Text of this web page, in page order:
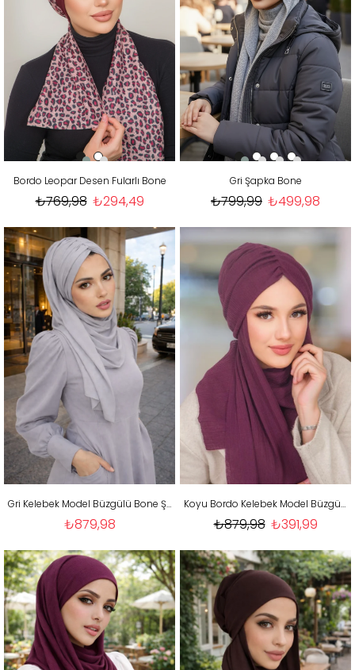
Bordo Leopar Desen Fularlı Bone
₺294,49
₺769,98
Gri Şapka Bone
₺499,98
₺799,99
Gri Kelebek Model Büzgülü Bone Şal
₺879,98
Koyu Bordo Kelebek Model Büzgülü Bone Şal
₺391,99
₺879,98